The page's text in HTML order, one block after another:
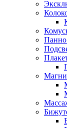
Панно